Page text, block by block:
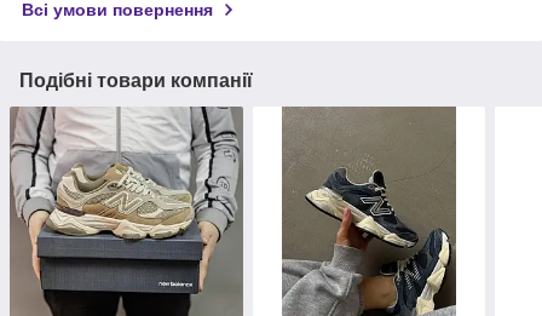
Всі умови повернення
Подібні товари компанії